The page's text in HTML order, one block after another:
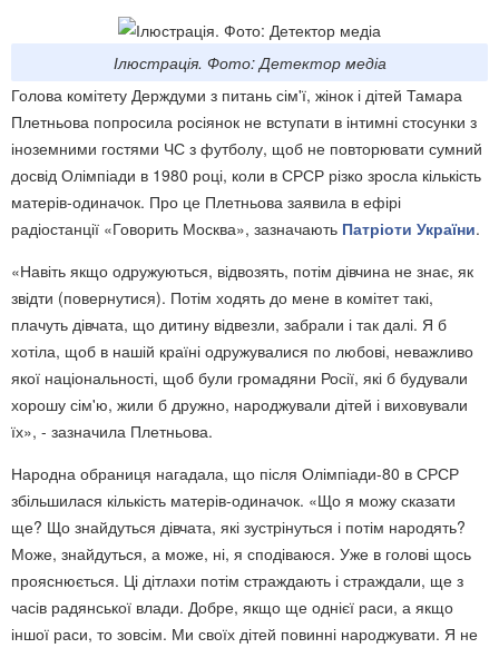
Ілюстрація. Фото: Детектор медіа
Голова комітету Держдуми з питань сім'ї, жінок і дітей Тамара
Плетньова попросила росіянок не вступати в інтимні стосунки з
іноземними гостями ЧС з футболу, щоб не повторювати сумний
досвід Олімпіади в 1980 році, коли в СРСР різко зросла кількість
матерів-одиначок. Про це Плетньова заявила в ефірі
радіостанції «Говорить Москва», зазначають Патріоти України.
«Навіть якщо одружуються, відвозять, потім дівчина не знає, як
звідти (повернутися). Потім ходять до мене в комітет такі,
плачуть дівчата, що дитину відвезли, забрали і так далі. Я б
хотіла, щоб в нашій країні одружувалися по любові, неважливо
якої національності, щоб були громадяни Росії, які б будували
хорошу сім'ю, жили б дружно, народжували дітей і виховували
їх», - зазначила Плетньова.
Народна обраниця нагадала, що після Олімпіади-80 в СРСР
збільшилася кількість матерів-одиначок. «Що я можу сказати
ще? Що знайдуться дівчата, які зустрінуться і потім народять?
Може, знайдуться, а може, ні, я сподіваюся. Уже в голові щось
прояснюється. Ці дітлахи потім страждають і страждали, ще з
часів радянської влади. Добре, якщо ще однієї раси, а якщо
іншої раси, то зовсім. Ми своїх дітей повинні народжувати. Я не